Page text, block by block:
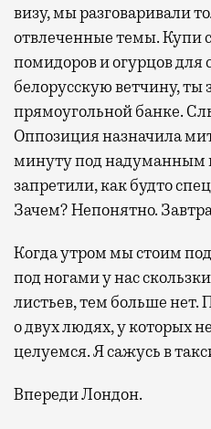
визу, мы разговаривали
отвлеченные темы. Купи
помидоров и огурцов для
белорусскую ветчину, ты
прямоугольной банке.
Оппозиция назначила
минуту под надуманным
запретили, как будто
Зачем? Непонятно.
Когда утром мы стоим
под ногами у нас
листьев, тем больше нет.
о двух людях, у которых
целуемся. Я сажусь в
Впереди Лондон.